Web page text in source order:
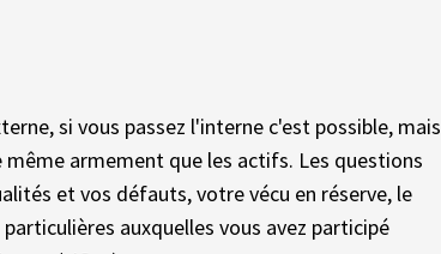
si vous passez l'interne c'est possible, mais
armement que les actifs. Les questions
et vos défauts, votre vécu en réserve, le
auxquelles vous avez participé